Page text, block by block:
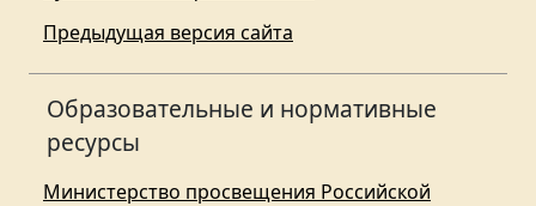
Предыдущая версия сайта
Образовательные и нормативные
ресурсы
Министерство просвещения Российской